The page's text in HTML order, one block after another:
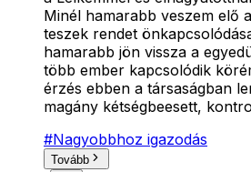
Minél hamarabb veszem elő
teszek rendet
hamarabb jön vissza a
több ember kapcsolódik
érzés ebben a társaságban
magány kétségbeesett,
#Nagyobbhoz igazodás
Tovább